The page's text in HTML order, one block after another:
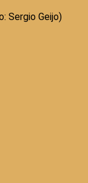
Sergio Geijo)